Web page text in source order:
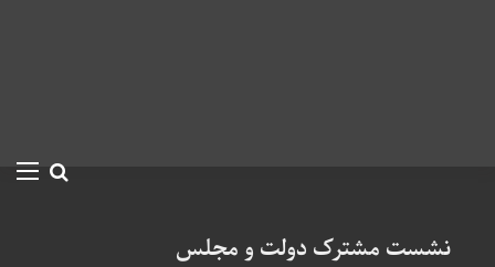
نشست مشترک دولت و مجلس